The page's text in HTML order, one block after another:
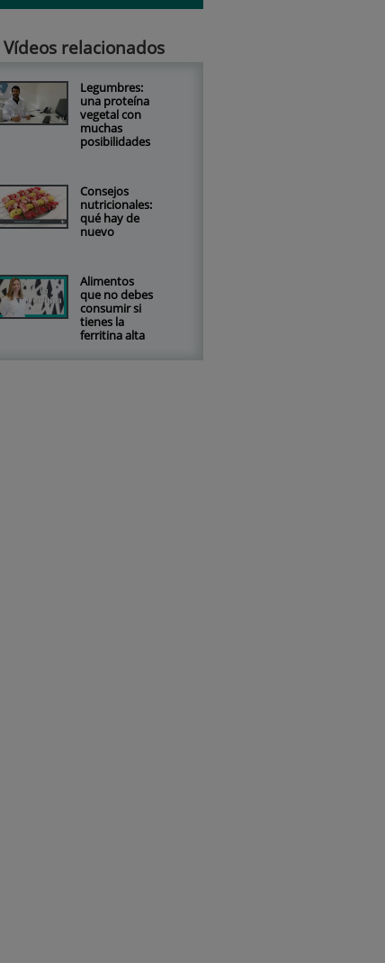
Vídeos relacionados
Legumbres:
una proteína
vegetal con
muchas
posibilidades
Consejos
nutricionales:
qué hay de
nuevo
Alimentos
que no debes
consumir si
tienes la
ferritina alta